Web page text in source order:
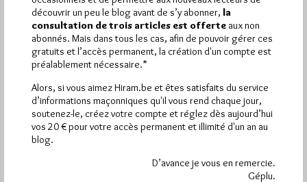
DansDivers 10 commentaires
Le Paris insolite de Jean-Laurent
Turbet
Par Jiri Pragman
Jeudi 13/12/12
Lu 400 fois
Pour évoquer le Paris maçonnique, un journaliste aurait
tendance à se tourner vers Kupferman-Pierrat, les auteurs du
Paris des Francs-Maçons.…
découvrir un peu le blog avant de s’y abonner, la
consultation de trois articles est offerte aux non
abonnés. Mais dans tous les cas, afin de pouvoir gérer ces
gratuits et l’accès permanent, la création d'un compte est
préalablement nécessaire.*
Alors, si vous aimez Hiram.be et êtes satisfaits du service
d’informations maçonniques qu'il vous rend chaque jour,
soutenez-le, créez votre compte et réglez dès aujourd’hui
vos 20 € pour votre accès permanent et illimité d'un an au
blog.
D’avance je vous en remercie.
Géplu.